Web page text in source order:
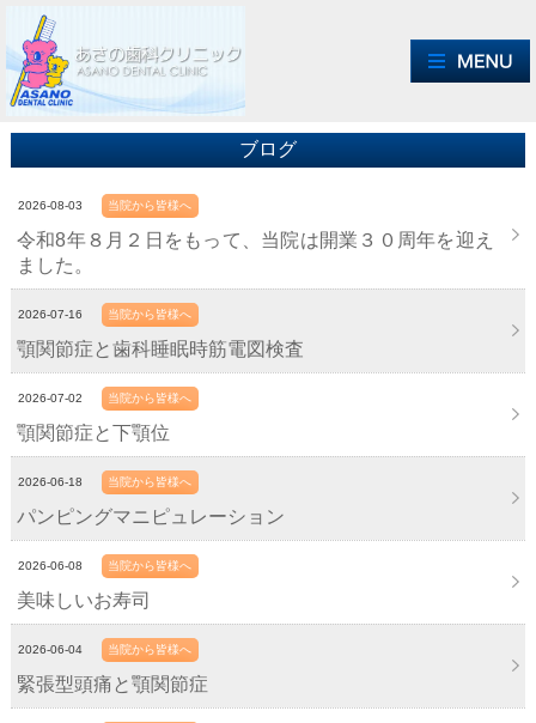
ブログ
2026-08-03 当院から皆様へ
令和8年８月２日をもって、当院は開業３０周年を迎え
ました。
2026-07-16 当院から皆様へ
顎関節症と歯科睡眠時筋電図検査
2026-07-02 当院から皆様へ
顎関節症と下顎位
2026-06-18 当院から皆様へ
パンピングマニピュレーション
2026-06-08 当院から皆様へ
美味しいお寿司
2026-06-04 当院から皆様へ
緊張型頭痛と顎関節症